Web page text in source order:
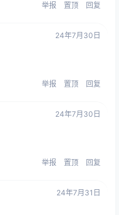
举报 置顶 回复
24年7月30日
举报 置顶 回复
24年7月30日
举报 置顶 回复
24年7月31日